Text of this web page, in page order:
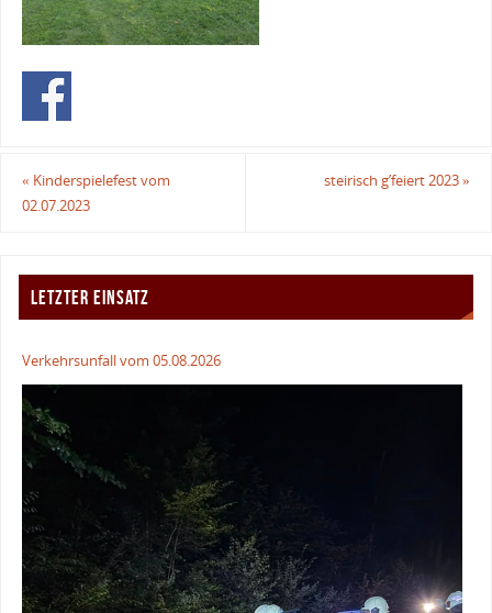
« Kinderspielefest vom
02.07.2023
steirisch g’feiert 2023»
LETZTER EINSATZ
Verkehrsunfall vom 05.08.2026